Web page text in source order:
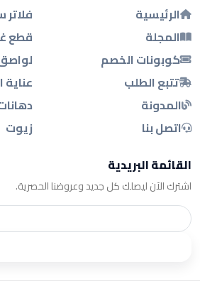
الرئيسية
المجلة
كوبونات الخصم
تتبع الطلب
المدونة
اتصل بنا
فلاتر
قطع
عناية
زيوت
القائمة البريدية
اشترك الآن ليصلك كل جديد وعروضنا الحصرية.